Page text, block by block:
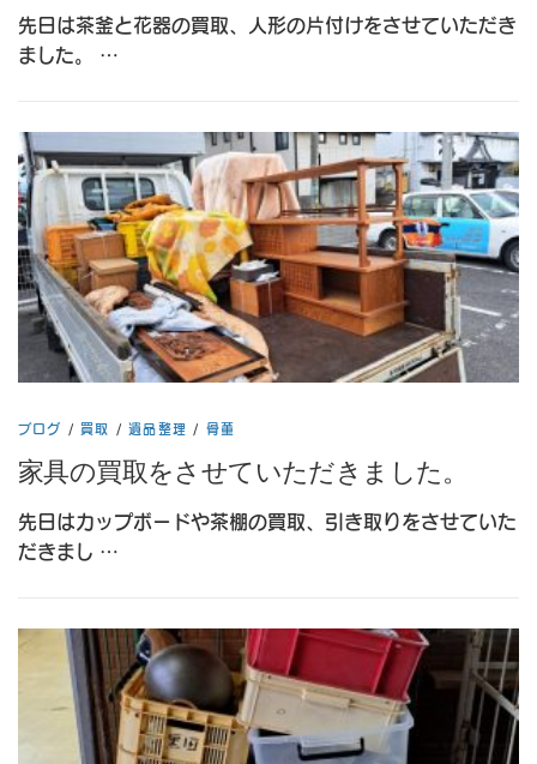
先日は茶釜と花器の買取、人形の片付けをさせていただき
ました。 …
ブログ / 買取 /遺品整理 / 骨董
家具の買取をさせていただきました。
先日はカップボードや茶棚の買取、引き取りをさせていた
だきまし …